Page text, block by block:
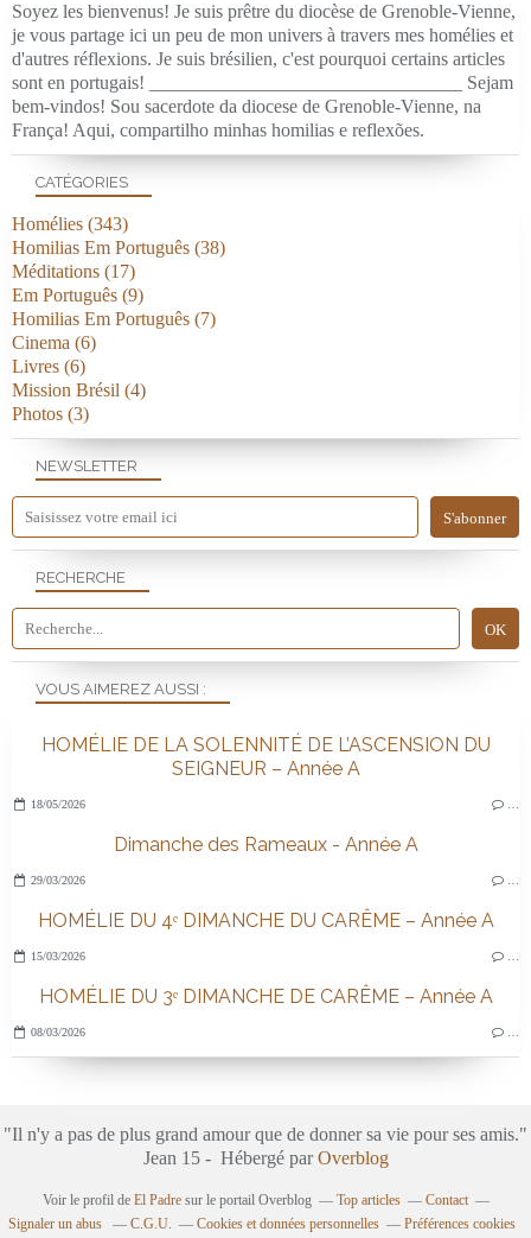
NEWSLETTER
RECHERCHE
Soyez les bienvenus! Je suis prêtre du diocèse de Grenoble-Vienne,
je vous partage ici un peu de mon univers à travers mes homélies et
d'autres réflexions. Je suis brésilien, c'est pourquoi certains articles
sont en portugais! _________________________________ Sejam
bem-vindos! Sou sacerdote da diocese de Grenoble-Vienne, na
França! Aqui, compartilho minhas homilias e reflexões.
VOUS AIMEREZ AUSSI :
HOMÉLIE DE LA SOLENNITÉ DE L’ASCENSION DU
SEIGNEUR – Année A
18/05/2026
Dimanche des Rameaux - Année A
29/03/2026
HOMÉLIE DU 4ᵉ DIMANCHE DU CARÊME – Année A
15/03/2026
HOMÉLIE DU 3ᵉ DIMANCHE DE CARÊME – Année A
08/03/2026
CATÉGORIES
Homélies (343)
Homilias Em Português (38)
Méditations (17)
Em Português (9)
Homilias Em Português (7)
Cinema (6)
Livres (6)
Mission Brésil (4)
Photos (3)
"Il n'y a pas de plus grand amour que de donner sa vie pour ses amis."
Jean 15 - Hébergé parOverblog
Voir le profil de El Padresur le portail Overblog Top articles
Contact
Signaler un abus
C.G.U. Cookies et données personnelles Préférences cookies